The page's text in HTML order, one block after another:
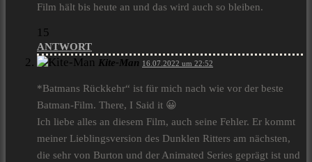
Film hält bis heute an und das wird auch so bleiben.
15
ANTWORT
Kite-Man 16.07.2022 um 22:52
*Batmans Rückkehr“ ist für mich nach wie vor der beste
Batman-Film. There, I Said it 😀
Ich liebe alles an diesem Film, auch seine Fehler. Er kommt
meiner Lieblingsversion des Dunklen Ritters am nächsten,
die sehr von Burton und der Animated Series geprägt ist und